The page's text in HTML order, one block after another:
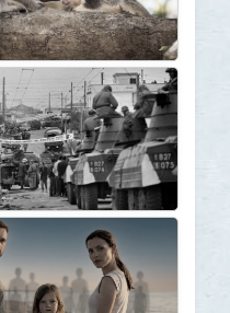
2026, 08:02
к детям и
на русском»: как
в Псковскую область
01:06
написал последнюю
на покой
1
2026, 18:12
с медведем на
тропе у Магадана
2026, 17:30
2